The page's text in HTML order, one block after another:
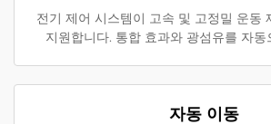
전기 제어 시스템이 고속 및 고정밀 운동
지원합니다. 통합 효과와 광섬유를 자동
자동 이동